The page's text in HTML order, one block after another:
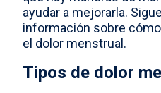
ayudar a mejorarla.
información sobre
el dolor menstrual.
Tipos de dolor